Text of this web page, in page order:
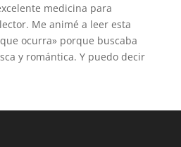
medicina para
Me animé a leer esta
ocurra» porque buscaba
y romántica. Y puedo decir